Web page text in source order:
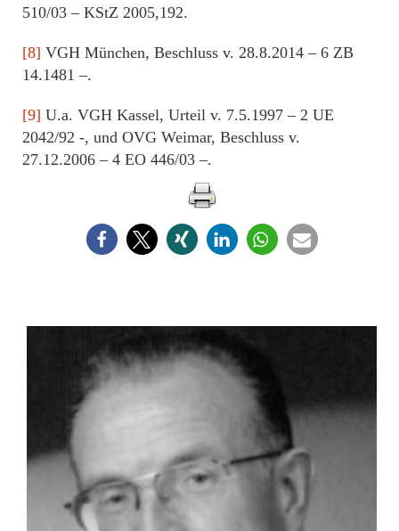
510/03 – KStZ 2005,192.
[8] VGH München, Beschluss v. 28.8.2014 – 6 ZB
14.1481 –.
[9] U.a. VGH Kassel, Urteil v. 7.5.1997 – 2 UE
2042/92 -, und OVG Weimar, Beschluss v.
27.12.2006 – 4 EO 446/03 –.